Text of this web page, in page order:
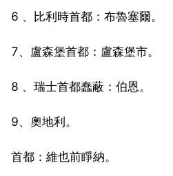
6 、比利時首都：布魯塞爾。
7、盧森堡首都：盧森堡市。
8 、瑞士首都蠢蔽：伯恩。
9、奧地利。
首都：維也前睜納。